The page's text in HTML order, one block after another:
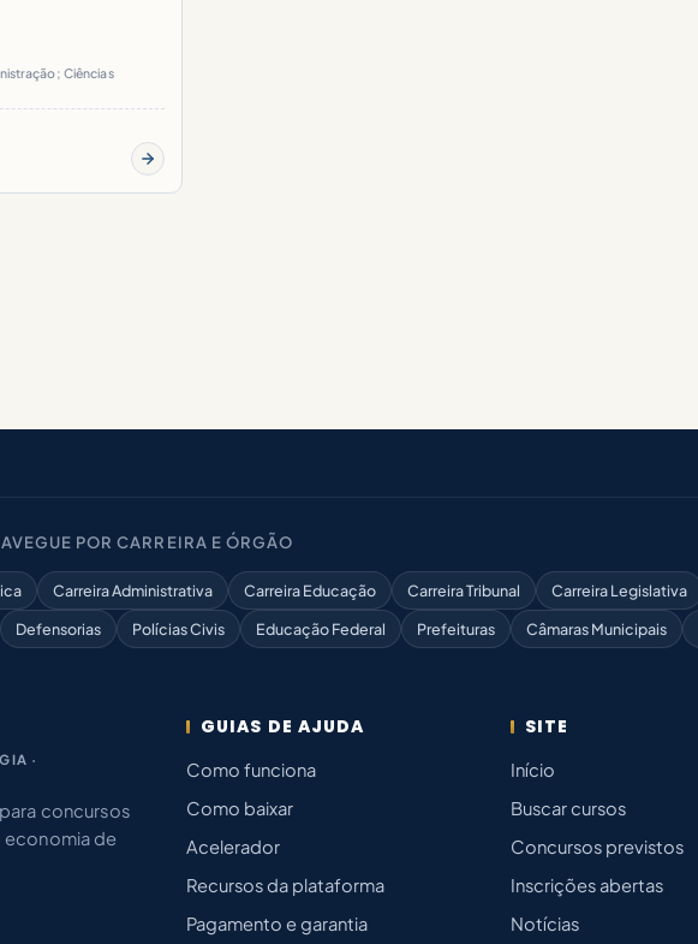
Ciências
POR CARREIRA E ÓRGÃO
Carreira Administrativa Carreira Educação Carreira Tribunal Carreira Legislativa
Defensorias Polícias Civis Educação Federal Prefeituras Câmaras Municipais
·
concursos
economia de
GUIAS DE AJUDA
Como funciona
Como baixar
Acelerador
Recursos da plataforma
Pagamento e garantia
SITE
Início
Buscar cursos
Concursos previstos
Inscrições abertas
Notícias